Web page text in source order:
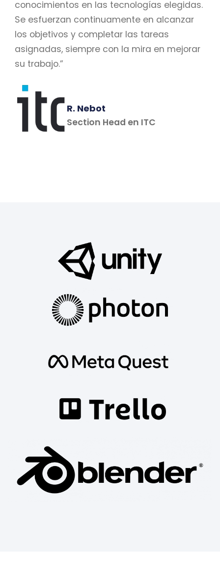
conocimientos en las tecnologías elegidas.
Se esfuerzan continuamente en alcanzar
los objetivos y completar las tareas
asignadas, siempre con la mira en mejorar
su trabajo.”
R. Nebot
Section Head en ITC